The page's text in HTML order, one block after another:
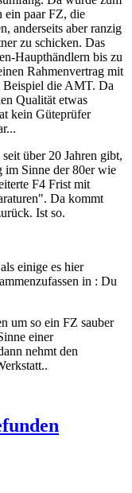
ein paar FZ, die
anderseits aber ranzig
zu schicken. Das
Haupthändlern bis zu
Rahmenvertrag mit
Beispiel die AMT. Da
Qualität etwas
kein Güteprüfer
über 20 Jahren gibt,
im Sinne der 80er wie
F4 Frist mit
Da kommt
Ist so.
einige es hier
in : Du
um so ein FZ sauber
einer
nehmt den